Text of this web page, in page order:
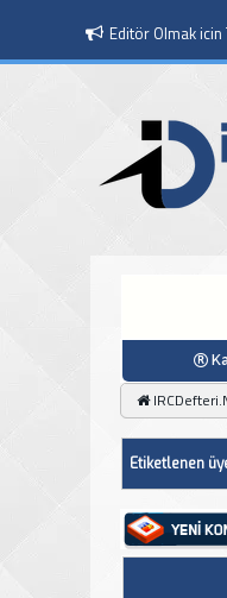
Editör Olmak icin
Etiketlenen